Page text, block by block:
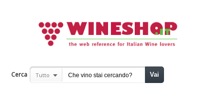
Cerca Tutto Vai